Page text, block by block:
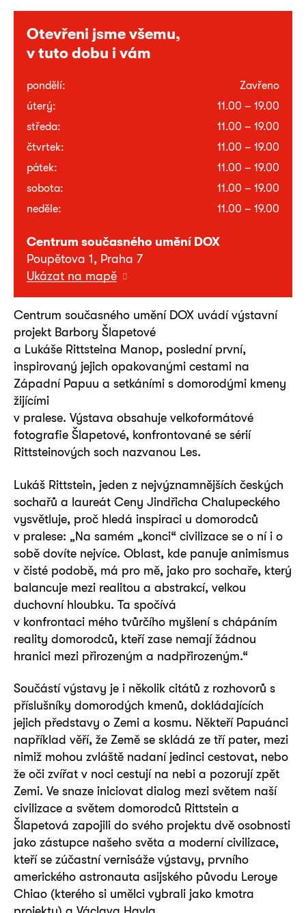
Otevřeni jsme všemu,
v tuto dobu i vám
pondělí:
Zavřeno
úterý:
11.00 – 19.00
středa:
11.00 – 19.00
čtvrtek:
11.00 – 19.00
pátek:
11.00 – 19.00
sobota:
11.00 – 19.00
neděle:
11.00 – 19.00
Centrum současného umění DOX
Poupětova 1, Praha 7
Ukázat na mapě
Centrum současného umění DOX uvádí výstavní
projekt Barbory Šlapetové
a Lukáše Rittsteina Manop, poslední první,
inspirovaný jejich opakovanými cestami na
Západní Papuu a setkáními s domorodými kmeny
žijícími
v pralese. Výstava obsahuje velkoformátové
fotografie Šlapetové, konfrontované se sérií
Rittsteinových soch nazvanou Les.
Lukáš Rittstein, jeden z nejvýznamnějších českých
sochařů a laureát Ceny Jindřicha Chalupeckého
vysvětluje, proč hledá inspiraci u domorodců
v pralese: „Na samém „konci“ civilizace se o ní i o
sobě dovíte nejvíce. Oblast, kde panuje animismus
v čisté podobě, má pro mě, jako pro sochaře, který
balancuje mezi realitou a abstrakcí, velkou
duchovní hloubku. Ta spočívá
v konfrontaci mého tvůrčího myšlení s chápáním
reality domorodců, kteří zase nemají žádnou
hranici mezi přirozeným a nadpřirozeným.“
Součástí výstavy je i několik citátů z rozhovorů s
příslušníky domorodých kmenů, dokládajících
jejich představy o Zemi a kosmu. Někteří Papuánci
například věří, že Země se skládá ze tří pater, mezi
nimiž mohou zvláště nadaní jedinci cestovat, nebo
že oči zvířat v noci cestují na nebi a pozorují zpět
Zemi. Ve snaze iniciovat dialog mezi světem naší
civilizace a světem domorodců Rittstein a
Šlapetová zapojili do svého projektu dvě osobnosti
jako zástupce našeho světa a moderní civilizace,
kteří se zúčastní vernisáže výstavy, prvního
amerického astronauta asijského původu Leroye
Chiao (kterého si umělci vybrali jako kmotra